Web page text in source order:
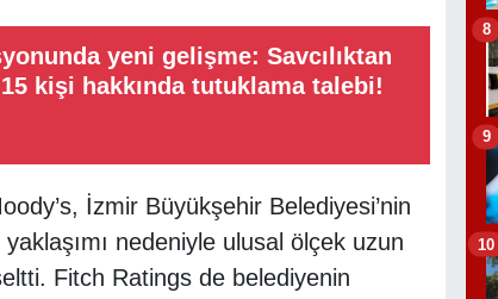
yeni gelişme: Savcılıktan
kişi hakkında tutuklama talebi!
İzmir Büyükşehir Belediyesi’nin
nedeniyle ulusal ölçek uzun
Fitch Ratings de belediyenin
8
9
10